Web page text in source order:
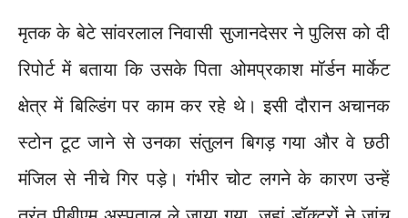
मृतक के बेटे सांवरलाल निवासी सुजानदेसर ने पुलिस को दी
रिपोर्ट में बताया कि उसके पिता ओमप्रकाश मॉर्डन मार्केट
क्षेत्र में बिल्डिंग पर काम कर रहे थे। इसी दौरान अचानक
स्टोन टूट जाने से उनका संतुलन बिगड़ गया और वे छठी
मंजिल से नीचे गिर पड़े। गंभीर चोट लगने के कारण उन्हें